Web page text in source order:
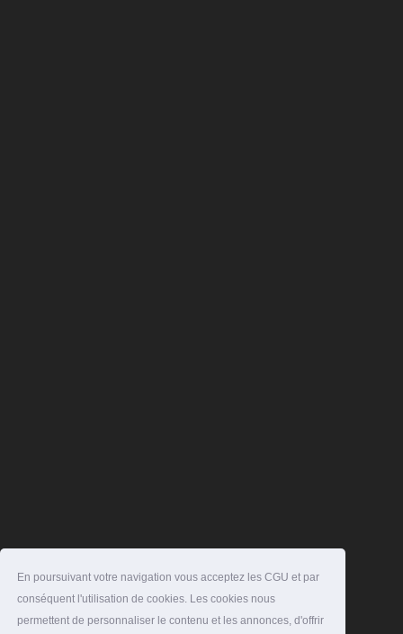
En poursuivant votre navigation vous acceptez les CGU et par
conséquent l'utilisation de cookies. Les cookies nous
permettent de personnaliser le contenu et les annonces, d'offrir